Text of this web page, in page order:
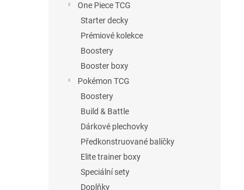
One Piece TCG
Starter decky
Prémiové kolekce
Boostery
Booster boxy
Pokémon TCG
Boostery
Build & Battle
Dárkové plechovky
Předkonstruované balíčky
Elite trainer boxy
Speciální sety
Doplňky